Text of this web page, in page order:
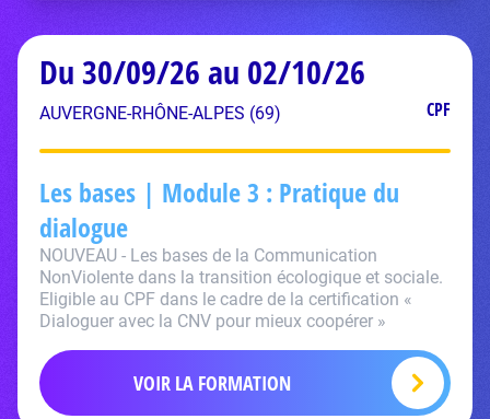
Du 30/09/26 au 02/10/26
AUVERGNE-RHÔNE-ALPES (69) CPF
Les bases | Module 3 : Pratique du
dialogue
NOUVEAU - Les bases de la Communication
NonViolente dans la transition écologique et sociale.
Eligible au CPF dans le cadre de la certification «
Dialoguer avec la CNV pour mieux coopérer »
VOIR LA FORMATION